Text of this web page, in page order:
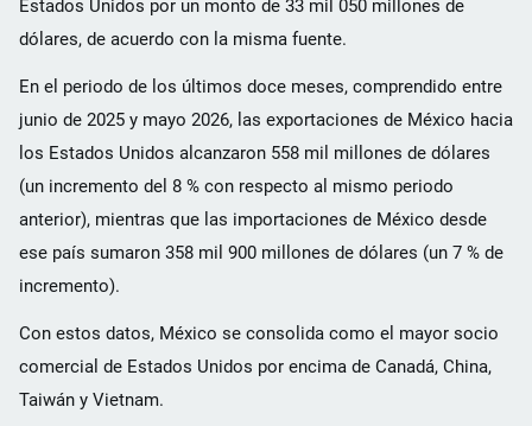
Estados Unidos por un monto de 33 mil 050 millones de
dólares, de acuerdo con la misma fuente.
En el periodo de los últimos doce meses, comprendido entre
junio de 2025 y mayo 2026, las exportaciones de México hacia
los Estados Unidos alcanzaron 558 mil millones de dólares
(un incremento del 8 % con respecto al mismo periodo
anterior), mientras que las importaciones de México desde
ese país sumaron 358 mil 900 millones de dólares (un 7 % de
incremento).
Con estos datos, México se consolida como el mayor socio
comercial de Estados Unidos por encima de Canadá, China,
Taiwán y Vietnam.